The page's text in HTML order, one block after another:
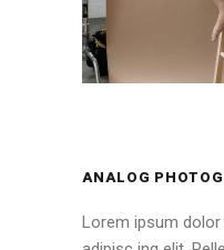
ANALOG
Lorem ipsum